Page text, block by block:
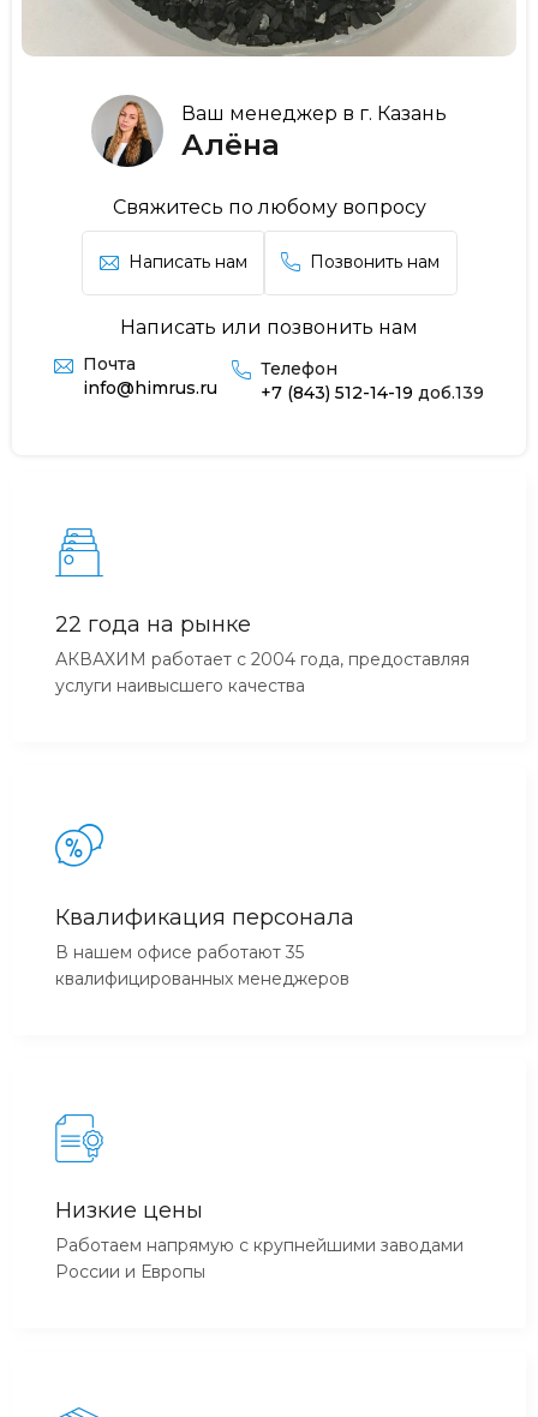
Ваш менеджер в г. Казань
Алёна
Свяжитесь по любому вопросу
Написать нам Позвонить нам
Написать или позвонить нам
Почта
info@himrus.ru
Телефон
+7 (843) 512-14-19 доб.139
22 года на рынке
АКВАХИМ работает с 2004 года, предоставляя
услуги наивысшего качества
Квалификация персонала
В нашем офисе работают 35
квалифицированных менеджеров
Низкие цены
Работаем напрямую с крупнейшими заводами
России и Европы